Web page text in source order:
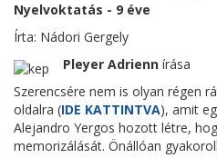
Nyelvoktatás - 9 éve
Írta: Nádori Gergely
Pleyer Adrienn írása
Szerencsére nem is olyan régen
oldalra (IDE KATTINTVA), amit
Alejandro Yergos hozott létre,
memorizálását. Önállóan